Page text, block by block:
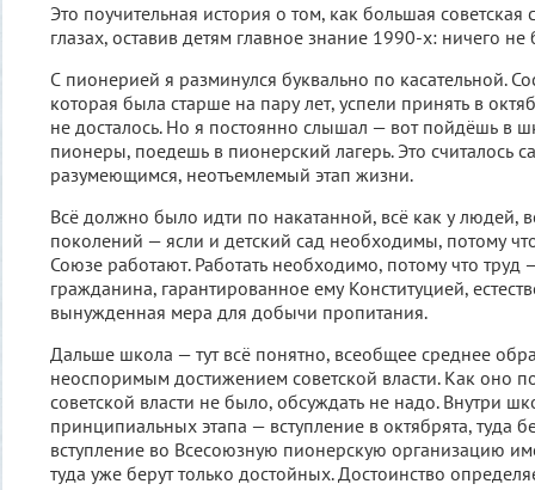
Это поучительная история о том, как большая советская
глазах, оставив детям главное знание 1990-х: ничего не
С пионерией я разминулся буквально по касательной.
которая была старше на пару лет, успели принять в
не досталось. Но я постоянно слышал — вот пойдёшь в
пионеры, поедешь в пионерский лагерь. Это считалось
разумеющимся, неотъемлемый этап жизни.
Всё должно было идти по накатанной, всё как у людей,
поколений — ясли и детский сад необходимы, потому
Союзе работают. Работать необходимо, потому что труд
гражданина, гарантированное ему Конституцией,
вынужденная мера для добычи пропитания.
Дальше школа — тут всё понятно, всеобщее среднее
неоспоримым достижением советской власти. Как оно
советской власти не было, обсуждать не надо. Внутри
принципиальных этапа — вступление в октябрята, туда
вступление во Всесоюзную пионерскую организацию
туда уже берут только достойных. Достоинство